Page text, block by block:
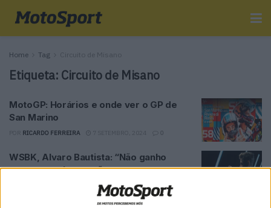
Home Tag Circuito de Misano
Etiqueta: Circuito de Misano
MotoGP: Horários e onde ver o GP de
San Marino
RICARDO FERREIRA 0
WSBK, Alvaro Bautista: “Não ganho
porque sou leve e não quero regressar
1 JUNHO, 2023 0